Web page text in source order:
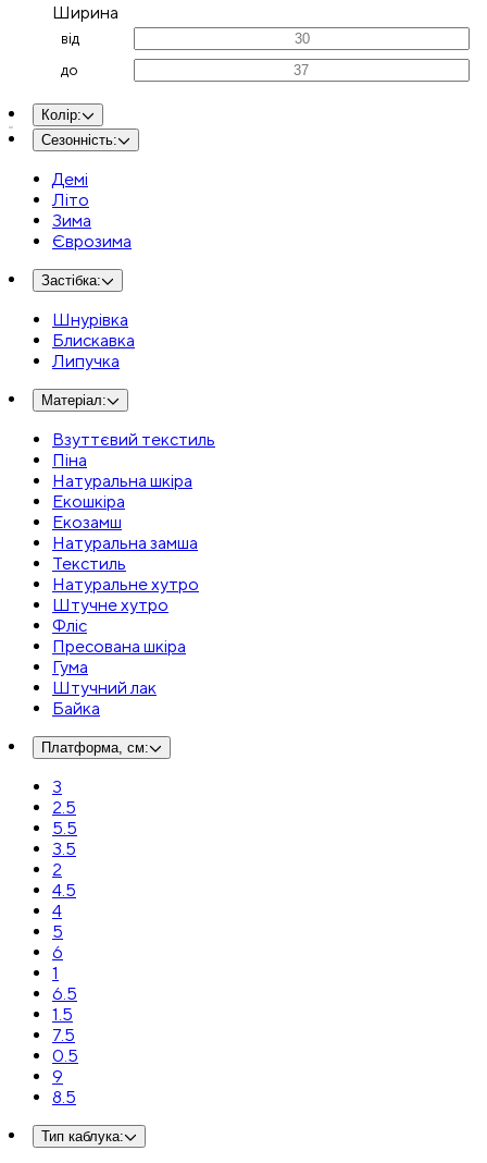
Ширина
від
до
Колір:
Сезонність:
Демі
Літо
Зима
Єврозима
Застібка:
Шнурівка
Блискавка
Липучка
Матеріал:
Взуттєвий текстиль
Піна
Натуральна шкіра
Екошкіра
Екозамш
Натуральна замша
Текстиль
Натуральне хутро
Штучне хутро
Фліс
Пресована шкіра
Гума
Штучний лак
Байка
Платформа, см:
3
2.5
5.5
3.5
2
4.5
4
5
6
1
6.5
1.5
7.5
0.5
9
8.5
Тип каблука: